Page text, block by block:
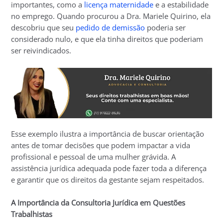
importantes, como a licença maternidade e a estabilidade
no emprego. Quando procurou a Dra. Mariele Quirino, ela
descobriu que seu pedido de demissão poderia ser
considerado nulo, e que ela tinha direitos que poderiam
ser reivindicados.
Esse exemplo ilustra a importância de buscar orientação
antes de tomar decisões que podem impactar a vida
profissional e pessoal de uma mulher grávida. A
assistência jurídica adequada pode fazer toda a diferença
e garantir que os direitos da gestante sejam respeitados.
A Importância da Consultoria Jurídica em Questões
Trabalhistas